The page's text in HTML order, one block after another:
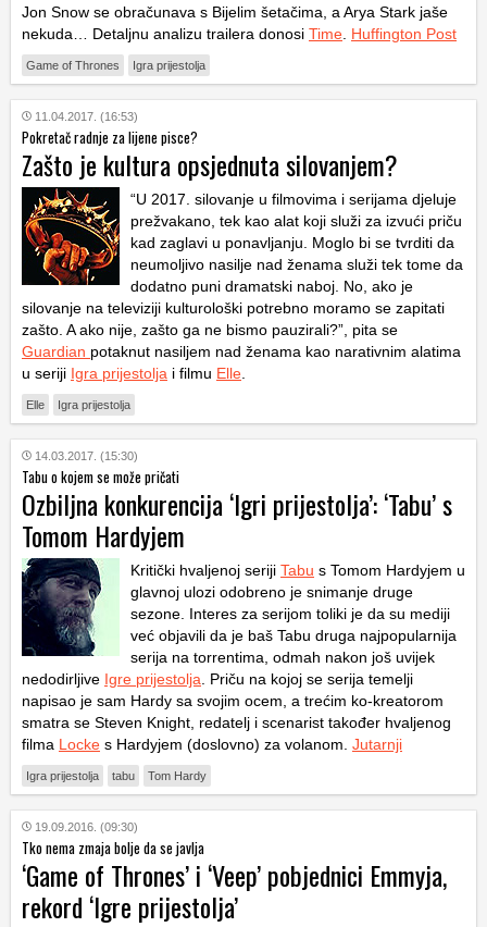
Jon Snow se obračunava s Bijelim šetačima, a Arya Stark jaše
nekuda… Detaljnu analizu trailera donosi Time Huffington Post
Game of Thrones Igra prijestolja
11.04.2017. (16:53)
Pokretač radnje za lijene pisce?
Zašto je kultura opsjednuta silovanjem?
“U 2017. silovanje u filmovima i serijama djeluje
prežvakano, tek kao alat koji služi za izvući priču
kad zaglavi u ponavljanju. Moglo bi se tvrditi da
neumoljivo nasilje nad ženama služi tek tome da
dodatno puni dramatski naboj. No, ako je
silovanje na televiziji kulturološki potrebno moramo se zapitati
zašto. A ako nije, zašto ga ne bismo pauzirali?”, pita se
Guardian potaknut nasiljem nad ženama kao narativnim alatima
u seriji Igra prijestolja i filmu Elle
Elle Igra prijestolja
14.03.2017. (15:30)
Tabu o kojem se može pričati
Ozbiljna konkurencija ‘Igri prijestolja’: ‘Tabu’ s
Tomom Hardyjem
Kritički hvaljenoj seriji Tabu s Tomom Hardyjem u
glavnoj ulozi odobreno je snimanje druge
sezone. Interes za serijom toliki je da su mediji
već objavili da je baš Tabu druga najpopularnija
serija na torrentima, odmah nakon još uvijek
nedodirljive Igre prijestolja . Priču na kojoj se serija temelji
napisao je sam Hardy sa svojim ocem, a trećim ko-kreatorom
smatra se Steven Knight, redatelj i scenarist također hvaljenog
filma Locke s Hardyjem (doslovno) za volanom. Jutarnji
Igra prijestolja tabu Tom Hardy
19.09.2016. (09:30)
Tko nema zmaja bolje da se javlja
‘Game of Thrones’ i ‘Veep’ pobjednici Emmyja,
rekord ‘Igre prijestolja’